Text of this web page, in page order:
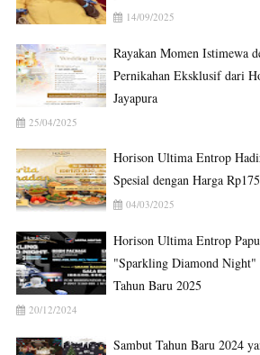
14/09/2025
Rayakan Momen Istimewa
Pernikahan Eksklusif dari
Jayapura
25/04/2025
Horison Ultima Entrop
Spesial dengan Harga
04/03/2025
Horison Ultima Entrop
"Sparkling Diamond Night"
Tahun Baru 2025
20/12/2024
Sambut Tahun Baru 2024